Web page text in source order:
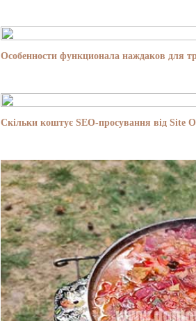
Особенности функционала наждаков для
Скільки коштує SEO-просування від Site